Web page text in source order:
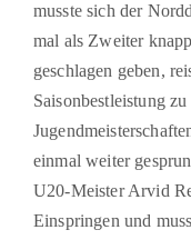
musste sich der
mal als Zweiter
geschlagen geben,
Saisonbestleistung
einmal weiter
U20-Meister Arvid
Einspringen und